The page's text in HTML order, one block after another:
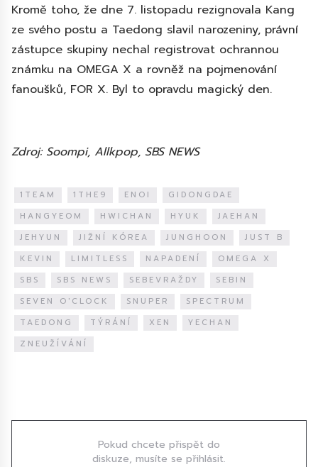
Kromě toho, že dne 7. listopadu rezignovala Kang
ze svého postu a Taedong slavil narozeniny, právní
zástupce skupiny nechal registrovat ochrannou
známku na OMEGA X a rovněž na pojmenování
fanoušků, FOR X. Byl to opravdu magický den.
Zdroj: Soompi, Allkpop, SBS NEWS
1TEAM 1THE9 ENOI
GIDONGDAE
HANGYEOM
HWICHAN HYUK
JAEHAN
JEHYUN
JIŽNÍ KÓREA JUNGHOON
JUST B
KEVIN
LIMITLESS NAPADENÍ
OMEGA X
SBS
SBS NEWS SEBEVRAŽDY
SEBIN
SEVEN O'CLOCK
SNUPER
SPECTRUM
TAEDONG
TÝRÁNÍ XEN
YECHAN
ZNEUŽÍVÁNÍ
Pokud chcete přispět do
diskuze, musíte se přihlásit.